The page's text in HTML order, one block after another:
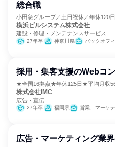
総合職
小田急グループ／土日祝休／年休120
横浜ビルシステム株式会社
建設・修理・メンテナンスサービス
27年卒 神奈川県 バックオフィ
採用・集客支援のWebコ
★全国16拠点★年休125日★平均月収
株式会社IMC
広告・宣伝
27年卒 福岡県 営業、マーケ
広告・マーケティング業